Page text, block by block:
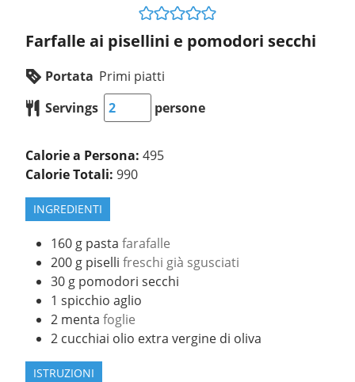
Farfalle ai pisellini e pomodori secchi
Portata Primi piatti
Servings
persone
Calorie a Persona:495
Calorie Totali:990
INGREDIENTI
160 g pasta farafalle
200 g piselli freschi già sgusciati
30 g pomodori secchi
1 spicchio aglio
2 menta foglie
2 cucchiai olio extra vergine di oliva
ISTRUZIONI